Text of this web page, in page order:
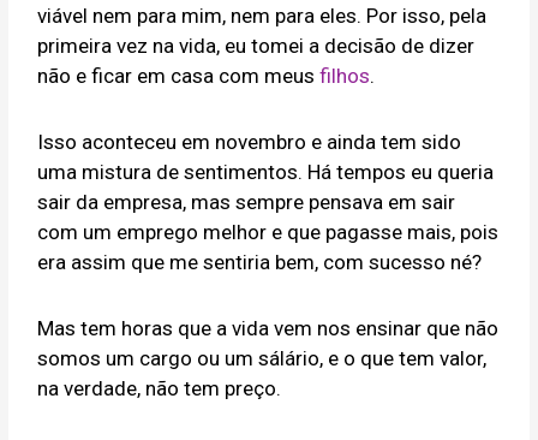
viável nem para mim, nem para eles. Por isso, pela
primeira vez na vida, eu tomei a decisão de dizer
não e ficar em casa com meusfilhos.
Isso aconteceu em novembro e ainda tem sido
uma mistura de sentimentos. Há tempos eu queria
sair da empresa, mas sempre pensava em sair
com um emprego melhor e que pagasse mais, pois
era assim que me sentiria bem, com sucesso né?
Mas tem horas que a vida vem nos ensinar que não
somos um cargo ou um sálário, e o que tem valor,
na verdade, não tem preço.